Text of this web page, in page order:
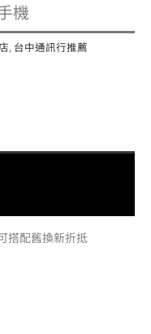
機
, 台中通訊行推薦
搭配舊換新折抵